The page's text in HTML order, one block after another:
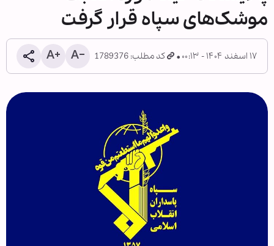
موشک‌های سپاه قرار گرفت
۱۷ اسفند ۱۴۰۴ - ۰۰:۱۳ کد مطلب: 1789376